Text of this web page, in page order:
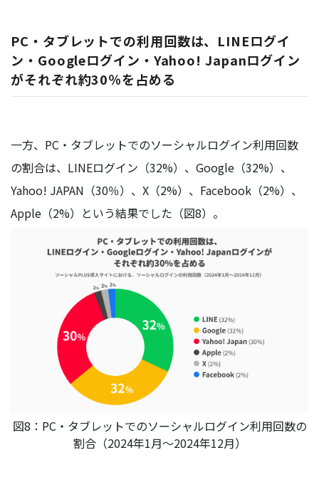
PC・タブレットでの利用回数は、LINEログイ
ン・Googleログイン・Yahoo! Japanログイン
がそれぞれ約30％を占める
一方、PC・タブレットでのソーシャルログイン利用回数
の割合は、LINEログイン（32%）、Google（32%）、
Yahoo! JAPAN（30％）、X（2%）、Facebook（2%）、
Apple（2%）という結果でした（図8）。
図8：PC・タブレットでのソーシャルログイン利用回数の
割合（2024年1月～2024年12月）